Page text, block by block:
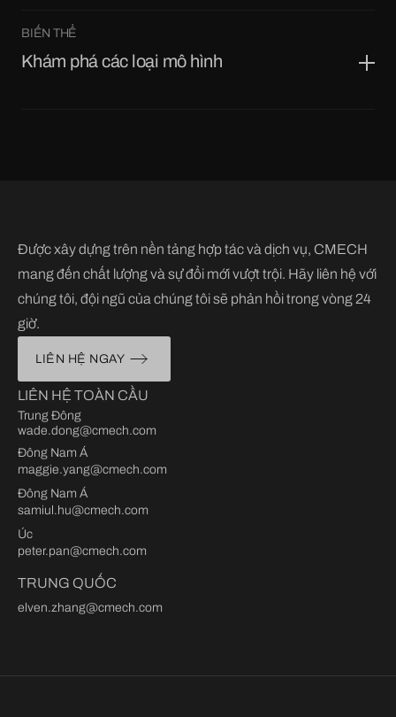
BIẾN THỂ
Khám phá các loại mô hình
Được xây dựng trên nền tảng hợp tác và dịch vụ, CMECH
mang đến chất lượng và sự đổi mới vượt trội. Hãy liên hệ với
chúng tôi, đội ngũ của chúng tôi sẽ phản hồi trong vòng 24
giờ.
LIÊN HỆ NGAY
LIÊN HỆ TOÀN CẦU
Trung Đông
wade.dong@cmech.com
Đông Nam Á
maggie.yang@cmech.com
Đông Nam Á
samiul.hu@cmech.com
Úc
peter.pan@cmech.com
TRUNG QUỐC
elven.zhang@cmech.com